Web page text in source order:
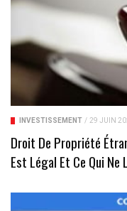
INVESTISSEMENT / 29 JUIN
Droit De Propriété
Est Légal Et Ce Qui Ne